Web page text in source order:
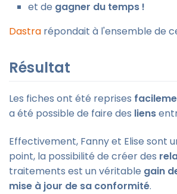
et de gagner du temps !
Dastra répondait à l'ensemble de
Résultat
Les fiches ont été reprises
a été possible de faire des liens
Effectivement, Fanny et Elise sont
point, la possibilité de créer des
traitements est un véritable gain
mise à jour de sa conformité.